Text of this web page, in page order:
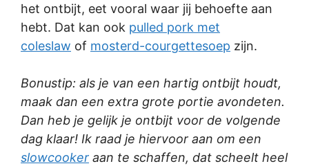
het ontbijt, eet vooral waar jij behoefte aan
hebt. Dat kan ook pulled pork met
coleslaw of mosterd-courgettesoep zijn.
Bonustip: als je van een hartig ontbijt houdt,
maak dan een extra grote portie avondeten.
Dan heb je gelijk je ontbijt voor de volgende
dag klaar! Ik raad je hiervoor aan om een
slowcooker aan te schaffen, dat scheelt heel